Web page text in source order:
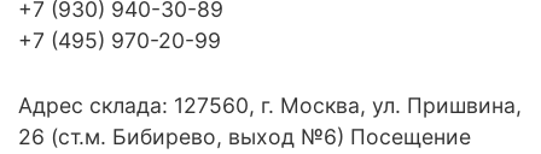
+7 (930) 940-30-89
+7 (495) 970-20-99
Адрес склада: 127560, г. Москва, ул. Пришвина,
26 (ст.м. Бибирево, выход №6) Посещение